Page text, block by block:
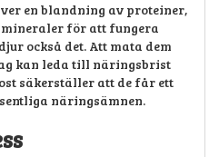
en blandning av proteiner,
för att fungera
också det. Att mata dem
kan leda till näringsbrist
säkerställer att de får ett
näringsämnen.